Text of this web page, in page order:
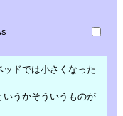
ドでは小さくなった
うかそういうものが